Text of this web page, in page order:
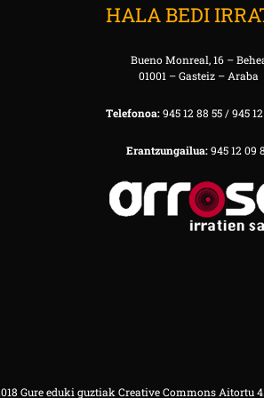
HALA BEDI
Bueno Monreal, 16 –
01001 – Gasteiz – Araba
Telefonoa:945 12 88 55 / 945
Erantzungailua:945 12 09
Gure eduki guztiak Creative Commons Aitortu